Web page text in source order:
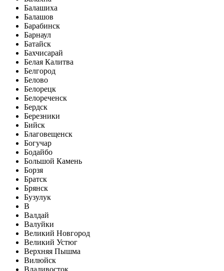
Балашиха
Балашов
Барабинск
Барнаул
Батайск
Бахчисарай
Белая Калитва
Белгород
Белово
Белорецк
Белореченск
Бердск
Березники
Бийск
Благовещенск
Богучар
Бодайбо
Большой Камень
Борзя
Братск
Брянск
Бузулук
В
Валдай
Валуйки
Великий Новгород
Великий Устюг
Верхняя Пышма
Вилюйск
Владивосток